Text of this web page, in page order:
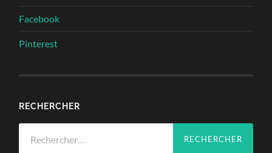
Facebook
Pinterest
RECHERCHER